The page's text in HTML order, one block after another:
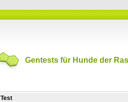
Gentests für Hunde der
Test